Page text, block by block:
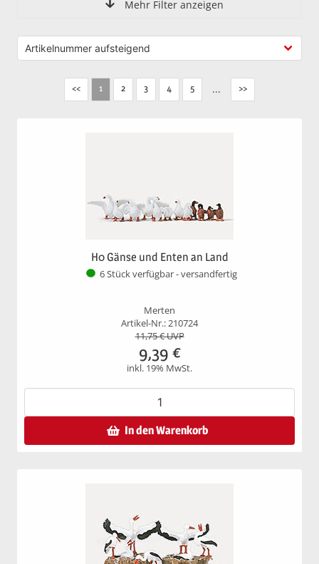
Mehr Filter anzeigen
<< 1 2 3 4 5 ... >>
H0 Gänse und Enten an Land
6 Stück verfügbar - versandfertig
Merten
Artikel-Nr.: 210724
11,75€ UVP
9,39 €
inkl. 19% MwSt.
In den Warenkorb